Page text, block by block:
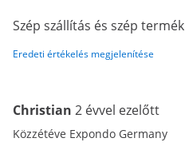
Szép szállítás és szép termék
Eredeti értékelés megjelenítése
Christian 2 évvel ezelőtt
Közzétéve Expondo Germany